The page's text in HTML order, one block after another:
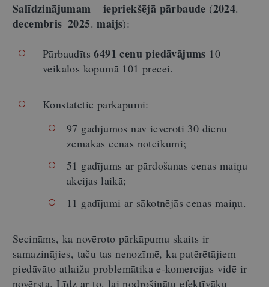
Salīdzinājumam – iepriekšējā pārbaude (2024.
decembris–2025. maijs):
Pārbaudīts6491 cenu piedāvājums 10
veikalos kopumā 101 precei.
Konstatētie pārkāpumi:
97 gadījumos nav ievēroti 30 dienu
zemākās cenas noteikumi;
51 gadījums ar pārdošanas cenas maiņu
akcijas laikā;
11 gadījumi ar sākotnējās cenas maiņu.
Secināms, ka novēroto pārkāpumu skaits ir
samazinājies, taču tas nenozīmē, ka patērētājiem
piedāvāto atlaižu problemātika e-komercijas vidē ir
novērsta. Līdz ar to, lai nodrošinātu efektīvāku